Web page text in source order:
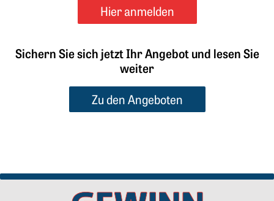
Hier anmelden
Sichern Sie sich jetzt Ihr Angebot und lesen Sie
weiter
Zu den Angeboten